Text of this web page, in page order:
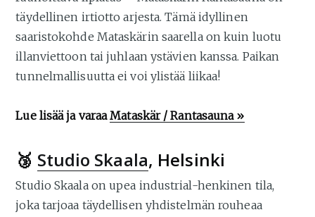
täydellinen irtiotto arjesta. Tämä idyllinen
saaristokohde Mataskärin saarella on kuin luotu
illanviettoon tai juhlaan ystävien kanssa. Paikan
tunnelmallisuutta ei voi ylistää liikaa!
Lue lisää ja varaaMataskär / Rantasauna »
🥉 Studio Skaala, Helsinki
Studio Skaala on upea industrial-henkinen tila,
joka tarjoaa täydellisen yhdistelmän rouheaa